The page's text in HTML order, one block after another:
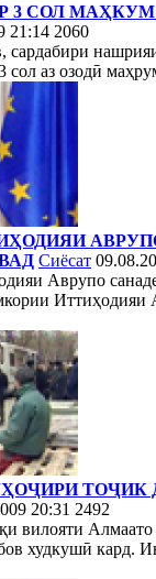
3 СОЛ
21:14 2060
сардабири
сол аз озодӣ
Сиёсат
Аврупо
Иттиҳодияи
ТОҶИК
20:31 2492
вилояти
худкушӣ кард.